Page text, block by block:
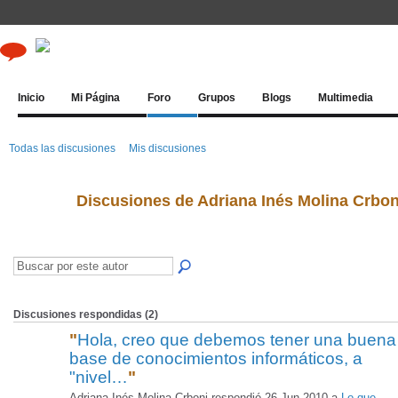
Inicio Mi Página Foro Grupos Blogs Multimedia
Todas las discusiones Mis discusiones
Discusiones de Adriana Inés Molina
Discusiones respondidas (2)
"Hola, creo que debemos tener una buena
base de conocimientos informáticos, a
"nivel…"